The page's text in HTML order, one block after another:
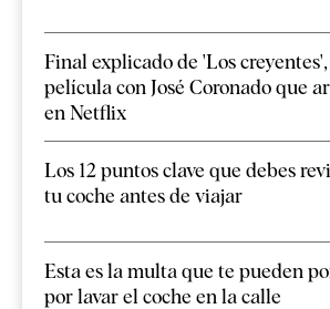
Final explicado de 'Los
película con José Coronado que
en Netflix
Los 12 puntos clave que debes
tu coche antes de viajar
Esta es la multa que te pueden
por lavar el coche en la calle